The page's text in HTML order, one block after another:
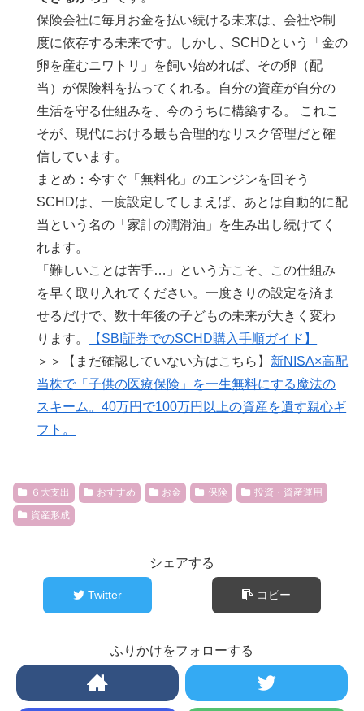
保険会社に毎月お金を払い続ける未来は、会社や制
度に依存する未来です。しかし、SCHDという「金の
卵を産むニワトリ」を飼い始めれば、その卵（配
当）が保険料を払ってくれる。自分の資産が自分の
生活を守る仕組みを、今のうちに構築する。 これこ
そが、現代における最も合理的なリスク管理だと確
信しています。
まとめ：今すぐ「無料化」のエンジンを回そう
SCHDは、一度設定してしまえば、あとは自動的に配
当という名の「家計の潤滑油」を生み出し続けてく
れます。
「難しいことは苦手…」という方こそ、この仕組み
を早く取り入れてください。一度きりの設定を済ま
せるだけで、数十年後の子どもの未来が大きく変わ
ります。
【SBI証券でのSCHD購入手順ガイド】
＞＞【まだ確認していない方はこちら】 新NISA×高配
当株で「子供の医療保険」を一生無料にする魔法の
スキーム。40万円で100万円以上の資産を遺す親心ギ
フト。
６大支出 おすすめ お金 保険
投資・資産運用
資産形成
シェアする
Twitter コピー
ふりかけをフォローする